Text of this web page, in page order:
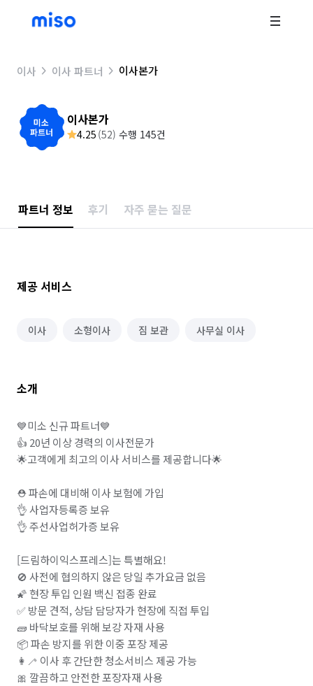
이사 이사 파트너 이사본가
이사본가
4.25 (52) 수행 145건
파트너 정보 후기 자주 묻는 질문
제공 서비스
이사 소형이사 짐 보관 사무실 이사
소개
💙미소 신규 파트너💙
👍 20년 이상 경력의 이사전문가
🌟고객에게 최고의 이사 서비스를 제공합니다🌟
⛑️ 파손에 대비해 이사 보험에 가입
👌 사업자등록증 보유
👌 주선사업허가증 보유
[드림하이익스프레스]는 특별해요!
🚫 사전에 협의하지 않은 당일 추가요금 없음
🌠 현장 투입 인원 백신 접종 완료
✅ 방문 견적, 상담 담당자가 현장에 직접 투입
🧱 바닥보호를 위해 보강 자재 사용
📦 파손 방지를 위한 이중 포장 제공
👩‍🦯 이사 후 간단한 청소서비스 제공 가능
🎀 깔끔하고 안전한 포장자재 사용